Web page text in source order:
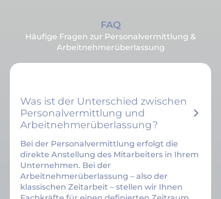
FAQ
Häufige Fragen zur Personalvermittlung &
Arbeitnehmerüberlassung
Was ist der Unterschied zwischen
Personalvermittlung und
Arbeitnehmerüberlassung?
Bei der Personalvermittlung erfolgt die
direkte Anstellung des Mitarbeiters in Ihrem
Unternehmen. Bei der
Arbeitnehmerüberlassung – also der
klassischen Zeitarbeit – stellen wir Ihnen